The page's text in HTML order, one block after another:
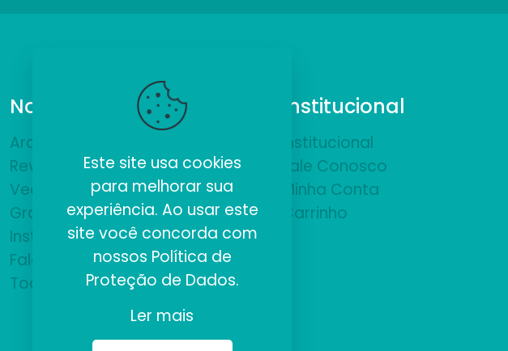
Nossos Produtos
ArchiCAD
Revit
VectorWorks
Gratuitos
Institucional
Fale Conosco
Todos
Institucional
Institucional
Fale Conosco
Minha Conta
Carrinho
Este site usa cookies
para melhorar sua
experiência. Ao usar este
site você concorda com
nossos Política de
Proteção de Dados.
Ler mais